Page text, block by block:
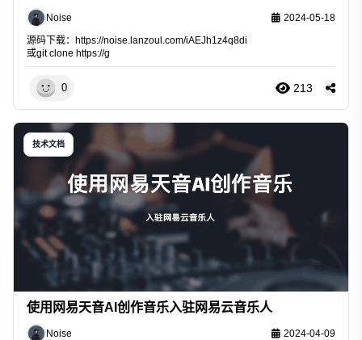
Noise
2024-05-18
源码下载： https://noise.lanzoul.com/iAEJh1z4q8di
或git clone https://g
0 213
技术文档
使用网易天音AI创作音乐入驻网易云音乐人
Noise
2024-04-09